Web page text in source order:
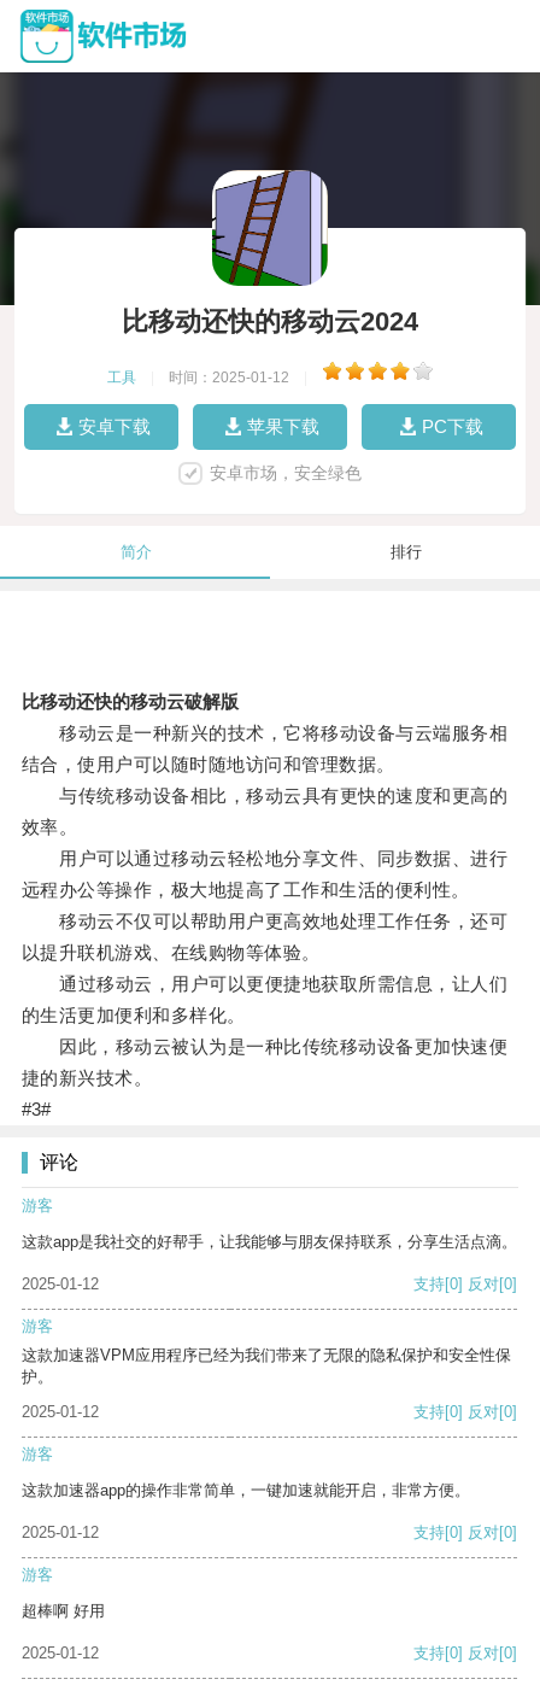
比移动还快的移动云2024
工具 时间：2025-01-12
安卓下载 苹果下载 PC下载
安卓市场，安全绿色
简介 排行
比移动还快的移动云破解版
移动云是一种新兴的技术，它将移动设备与云端服务相
结合，使用户可以随时随地访问和管理数据。
与传统移动设备相比，移动云具有更快的速度和更高的
效率。
用户可以通过移动云轻松地分享文件、同步数据、进行
远程办公等操作，极大地提高了工作和生活的便利性。
移动云不仅可以帮助用户更高效地处理工作任务，还可
以提升联机游戏、在线购物等体验。
通过移动云，用户可以更便捷地获取所需信息，让人们
的生活更加便利和多样化。
因此，移动云被认为是一种比传统移动设备更加快速便
捷的新兴技术。
#3#
评论
游客
这款app是我社交的好帮手，让我能够与朋友保持联系，分享生活点滴。
2025-01-12 支持[0] 反对[0]
游客
这款加速器VPM应用程序已经为我们带来了无限的隐私保护和安全性保
护。
2025-01-12
支持[0] 反对[0]
游客
这款加速器app的操作非常简单，一键加速就能开启，非常方便。
2025-01-12 支持[0] 反对[0]
游客
超棒啊 好用
2025-01-12 支持[0] 反对[0]